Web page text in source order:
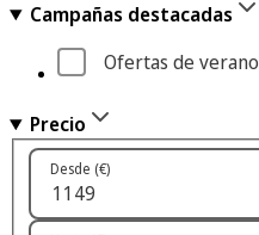
Campañas destacadas
Ofertas de verano
Precio
Desde (€)